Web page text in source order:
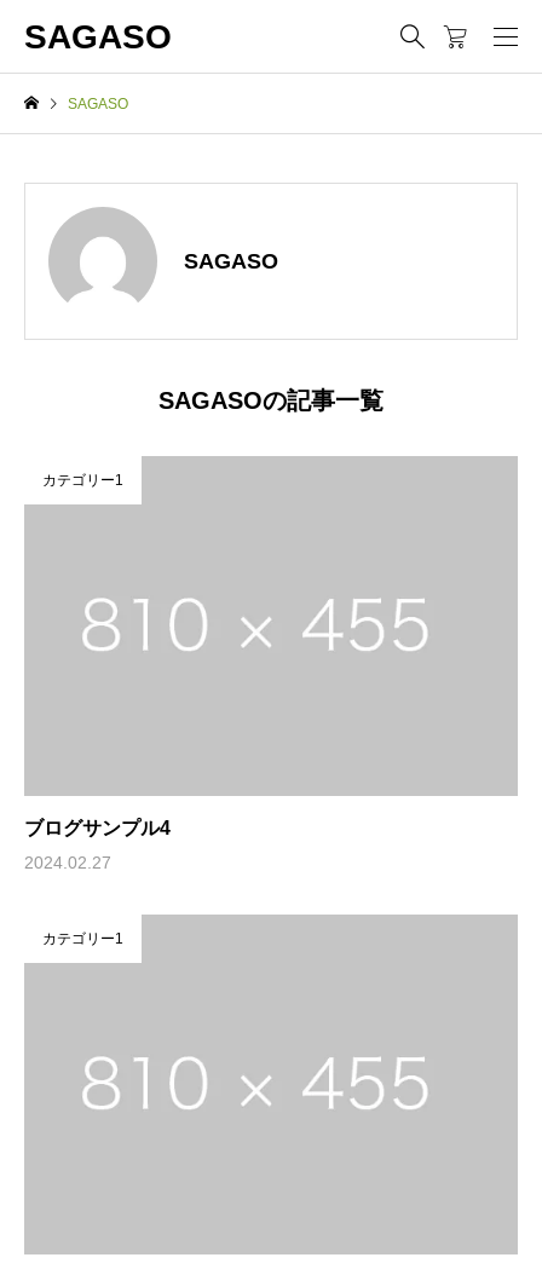
SAGASO
SAGASO
SAGASO
SAGASOの記事一覧
ブログサンプル4
2024.02.27
カテゴリー1
カテゴリー1